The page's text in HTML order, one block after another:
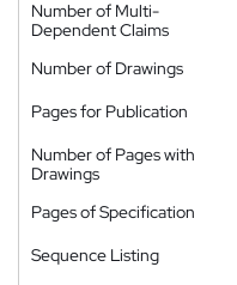
Number of Multi-
Dependent Claims
Number of Drawings
Pages for Publication
Number of Pages with
Drawings
Pages of Specification
Sequence Listing